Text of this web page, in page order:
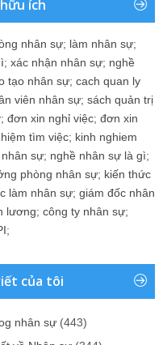
ích
nhân sự; làm nhân sự;
; xác nhận nhân sự; nghề
tạo nhân sự; cach quan ly
viên nhân sự; sách quản trị
; đơn xin nghỉ việc; đơn xin
tìm việc; kinh nghiem
nhân sự; nghề nhân sự là gì;
phòng nhân sự; kiến thức
làm nhân sự; giám đốc nhân
lương; công ty nhân sự;
;
của tôi
nhân sự (443)